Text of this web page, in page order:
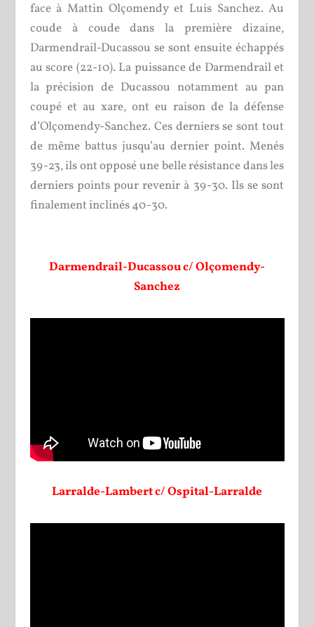
face à Mattin Olçomendy et Luis Sanchez. Au
coude à coude dans la première dizaine,
Darmendrail-Ducassou se sont ensuite échappés
au score (22-10). La puissance de Darmendrail et
la précision de Ducassou notamment au pan
coupé et au xare, ont eu raison de la défense
d’Olçomendy-Sanchez. Ces derniers se sont tout
de même battus jusqu’au dernier point. Menés
39-23, ils ont opposé une belle résistance dans les
derniers points pour revenir à 39-30. Ils se sont
finalement inclinés 40-30.
Darmendrail-Ducassou c/ Olçomendy-
Sanchez
Larralde-Lambert c/ Ospital-Larralde